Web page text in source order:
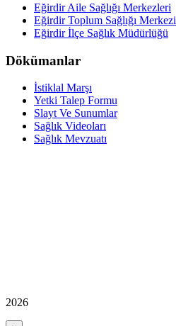
Eğirdir Aile Sağlığı Merkezleri
Eğirdir Toplum Sağlığı Merkezi
Eğirdir İlçe Sağlık Müdürlüğü
Dökümanlar
İstiklal Marşı
Yetki Talep Formu
Slayt Ve Sunumlar
Sağlık Videoları
Sağlık Mevzuatı
2026